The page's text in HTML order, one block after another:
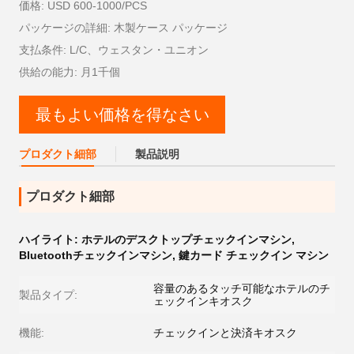
価格: USD 600-1000/PCS
パッケージの詳細: 木製ケース パッケージ
支払条件: L/C、ウェスタン・ユニオン
供給の能力: 月1千個
最もよい価格を得なさい
プロダクト細部 製品説明
プロダクト細部
ハイライト: ホテルのデスクトップチェックインマシン,
Bluetoothチェックインマシン, 鍵カード チェックイン マシン
製品タイプ:
容量のあるタッチ可能なホテルのチ
ェックインキオスク
機能: チェックインと決済キオスク